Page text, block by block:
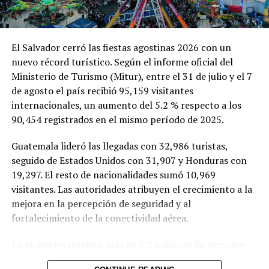
móviles y electrodomésticos
2 mayo, 2023
con recién nacidos
9 mayo, 2026
Haier y Sears revolucionan
electrodomésticos con
tecnología y diseño
inteligentes
22 diciembre, 2023
En «Empresarial»
El Salvador cerró las fiestas agostinas 2026 con un
nuevo récord turístico. Según el informe oficial del
Ministerio de Turismo (Mitur), entre el 31 de julio y el 7
de agosto el país recibió 95,159 visitantes
internacionales, un aumento del 5.2 % respecto a los
90,454 registrados en el mismo período de 2025.
Guatemala lideró las llegadas con 32,986 turistas,
seguido de Estados Unidos con 31,907 y Honduras con
19,297. El resto de nacionalidades sumó 10,969
visitantes. Las autoridades atribuyen el crecimiento a la
mejora en la percepción de seguridad y al
fortalecimiento de la conectividad aérea.
visitaron sitios turísticos, culturales y naturales, un